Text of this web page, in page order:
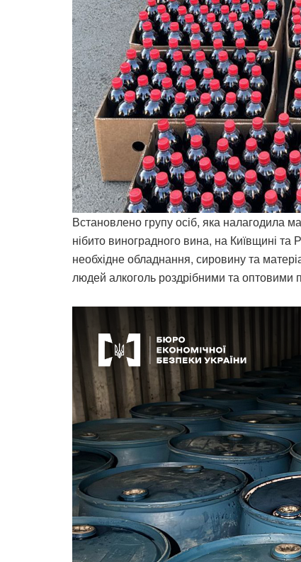
Встановлено групу осіб, яка налагодила
нібито виноградного вина, на Київщині та
необхідне обладнання, сировину та
людей алкоголь роздрібними та оптовими